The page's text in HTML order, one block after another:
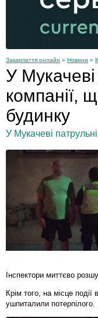
Закарпаття онлайн » Новини »
У
компанії,
будинку
У Мукачеві
Інспектори миттєво
Крім того, на місце
ушпиталили потерпілого.